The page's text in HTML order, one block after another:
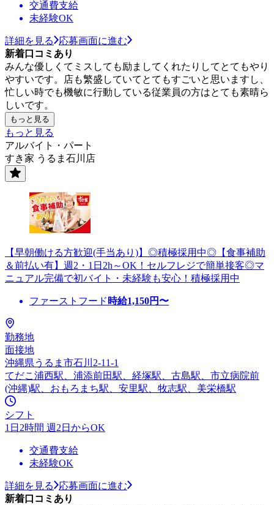
交通費支給
未経験OK
詳細を見る
応募画面に進む
新着口コミあり
みんな優しくてミスしても励ましてくれたりしてとてもやり
やすいです。店も繁盛していてとてもすごいと思いますし、
忙しい時でも機敏に行動している従業員の方はとても素晴ら
しいです。
もっと見る
もっと見る
アルバイト・パート
すき家 うるま石川店
【早朝働ける方歓迎(手当あり)】◎積極採用中◎【食事補助
＆前払い有】週2・1日2h～OK！セルフレジで簡単接客◎マ
ニュアル完備で初バイト・未経験も安心！積極採用中
ファーストフード 時給1,150円〜
勤務地
面接地
沖縄県うるま市石川2-11-1
てだこ浦西駅、浦添前田駅、経塚駅、古島駅、市立病院前
(沖縄)駅、おもろまち駅、安里駅、牧志駅、美栄橋駅
シフト
1日2時間 週2日からOK
交通費支給
未経験OK
詳細を見る
応募画面に進む
新着口コミあり